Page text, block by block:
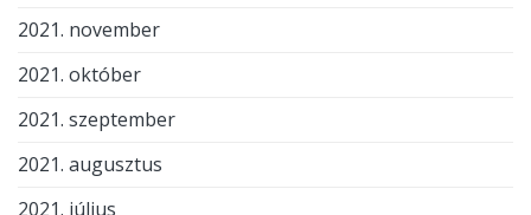
2021. november
2021. október
2021. szeptember
2021. augusztus
2021. július